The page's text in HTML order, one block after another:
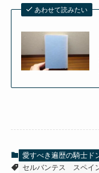
あわせて読みたい
愛すべき遍歴の騎士ド
セルバンテス
スペイ